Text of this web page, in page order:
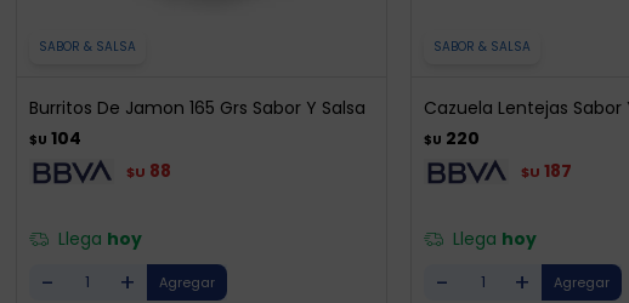
SABOR & SALSA
Burritos De Jamon 165 Grs Sabor Y Salsa
$U 104
$U 88
Llega hoy
- +
SABOR & SALSA
Cazuela Lentejas Sabor
$U 220
$U 187
Llega hoy
- +